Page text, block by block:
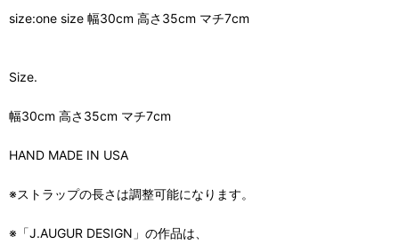
size:one size 幅30cm 高さ35cm マチ7cm
Size.
幅30cm 高さ35cm マチ7cm
HAND MADE IN USA
※ストラップの長さは調整可能になります。
※「J.AUGUR DESIGN」の作品は、